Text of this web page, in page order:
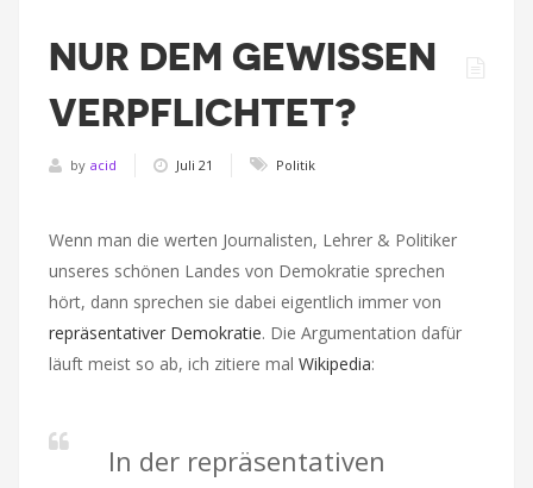
NUR DEM GEWISSEN
VERPFLICHTET?
by acid Juli 21 Politik
Wenn man die werten Journalisten, Lehrer & Politiker
unseres schönen Landes von Demokratie sprechen
hört, dann sprechen sie dabei eigentlich immer von
repräsentativer Demokratie. Die Argumentation dafür
läuft meist so ab, ich zitiere mal Wikipedia:
In der repräsentativen